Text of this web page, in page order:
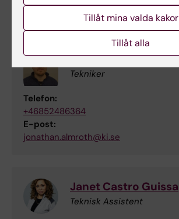
Gods och Logistik
Jonathan Almroth
Tekniker
Telefon:
+46852486364
E-post:
jonathan.almroth@ki.se
Janet Castro Guissa
Teknisk Assistent
Tillåt mina valda kakor
Tillåt alla